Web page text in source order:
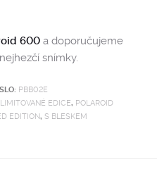
600 a doporučujeme
snímky.
PBB02E
LIMITOVANÉ EDICE, POLAROID
EDITION, S BLESKEM